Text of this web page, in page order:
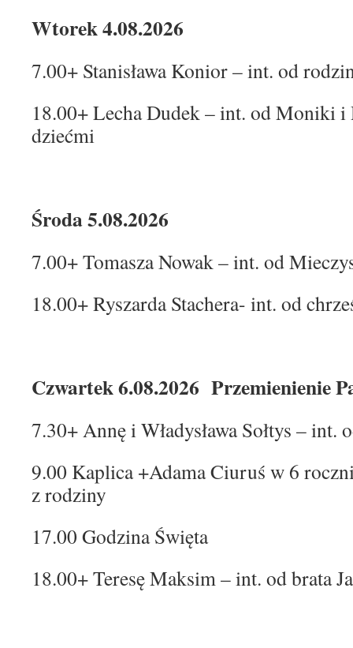
Wtorek 4.08.2026
7.00+ Stanisława Konior – int. od
18.00+ Lecha Dudek – int. od Moniki i
dziećmi
Środa 5.08.2026
7.00+ Tomasza Nowak – int. od
18.00+ Ryszarda Stachera- int. od
Czwartek 6.08.2026 Przemienienie
7.30+ Annę i Władysława Sołtys – int.
9.00 Kaplica +Adama Ciuruś w 6
z rodziny
17.00 Godzina Święta
18.00+ Teresę Maksim – int. od brata